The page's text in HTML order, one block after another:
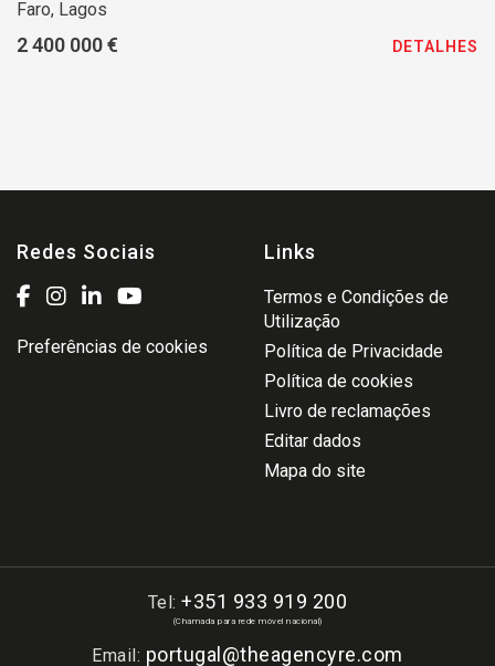
Faro, Lagos
2 400 000 € DETALHES
Redes Sociais
Preferências de cookies
Links
Termos e Condições de
Utilização
Política de Privacidade
Política de cookies
Livro de reclamações
Editar dados
Mapa do site
Tel:+351 933 919 200
(Chamada para rede móvel nacional)
Email: portugal@theagencyre.com